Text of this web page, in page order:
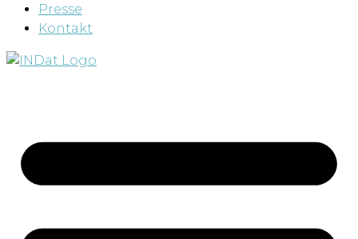
Presse
Kontakt